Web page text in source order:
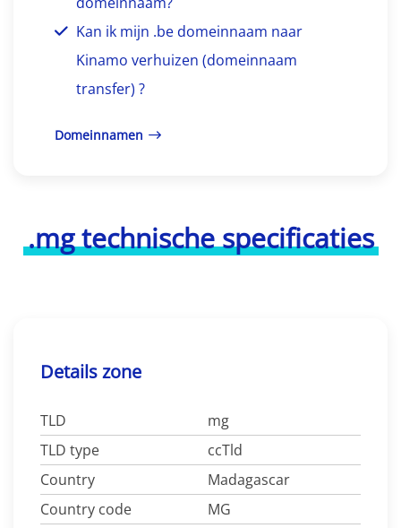
Kan ik mijn .be domeinnaam naar
Kinamo verhuizen (domeinnaam
transfer) ?
Domeinnamen
.mg technische specificaties
Details zone
TLD
mg
TLD type
ccTld
Country
Madagascar
Country code
MG